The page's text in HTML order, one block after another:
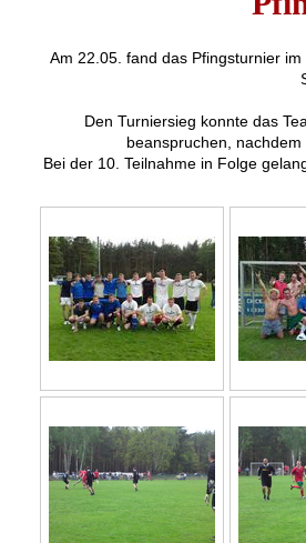
Am 22.05. fand das Pfingsturnier
Den Turniersieg konnte das
beanspruchen, nachdem
Bei der 10. Teilnahme in Folge